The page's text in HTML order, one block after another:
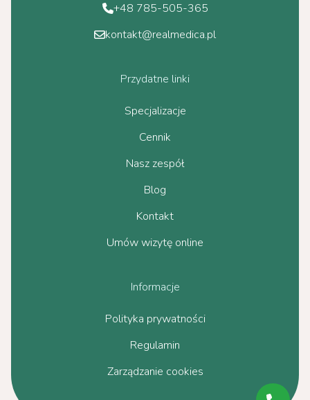
+48 785-505-365
kontakt@realmedica.pl
Przydatne linki
Specjalizacje
Cennik
Nasz zespół
Blog
Kontakt
Umów wizytę online
Informacje
Polityka prywatności
Regulamin
Zarządzanie cookies